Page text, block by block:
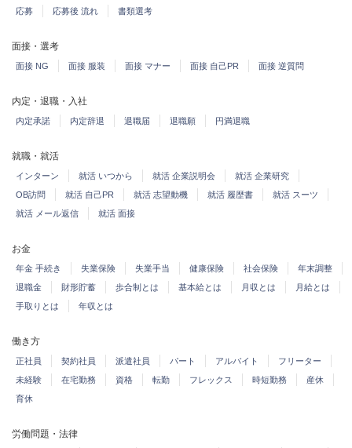
応募
応募後 流れ 書類選考
面接・選考
面接 NG 面接 服装 面接 マナー 面接 自己PR 面接 逆質問
内定・退職・入社
内定承諾 内定辞退 退職届 退職願 円満退職
就職・就活
インターン 就活 いつから 就活 企業説明会
就活 企業研究
OB訪問
就活 自己PR 就活 志望動機 就活 履歴書
就活 スーツ
就活 メール返信
就活 面接
お金
年金 手続き 失業保険 失業手当 健康保険 社会保険
年末調整
退職金
財形貯蓄 歩合制とは 基本給とは 月収とは
月給とは
手取りとは
年収とは
働き方
正社員 契約社員 派遣社員 パート アルバイト
フリーター
未経験
在宅勤務 資格 転勤 フレックス 時短勤務
産休
育休
労働問題・法律